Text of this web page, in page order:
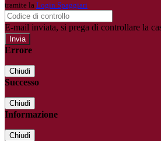
tramite la Login Spaggiari
E-mail inviata, si prega di controllare la
Errore
Chiudi
Successo
Chiudi
Informazione
Chiudi